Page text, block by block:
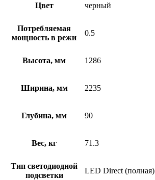
Цвет черный
Потребляемая
мощность в режи
0.5
Высота, мм 1286
Ширина, мм 2235
Глубина, мм 90
Вес, кг 71.3
Тип светодиодной
подсветки
LED Direct (полная)